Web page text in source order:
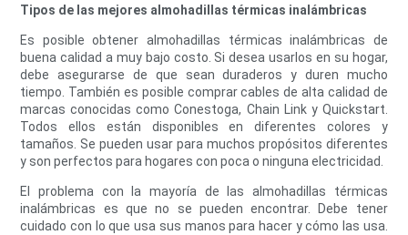
Tipos de las mejores almohadillas térmicas inalámbricas
Es posible obtener almohadillas térmicas inalámbricas de
buena calidad a muy bajo costo. Si desea usarlos en su hogar,
debe asegurarse de que sean duraderos y duren mucho
tiempo. También es posible comprar cables de alta calidad de
marcas conocidas como Conestoga, Chain Link y Quickstart.
Todos ellos están disponibles en diferentes colores y
tamaños. Se pueden usar para muchos propósitos diferentes
y son perfectos para hogares con poca o ninguna electricidad.
El problema con la mayoría de las almohadillas térmicas
inalámbricas es que no se pueden encontrar. Debe tener
cuidado con lo que usa sus manos para hacer y cómo las usa.